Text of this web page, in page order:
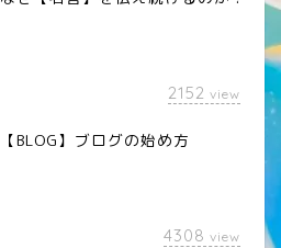
2152 view
【BLOG】ブログの始め方
4308 view